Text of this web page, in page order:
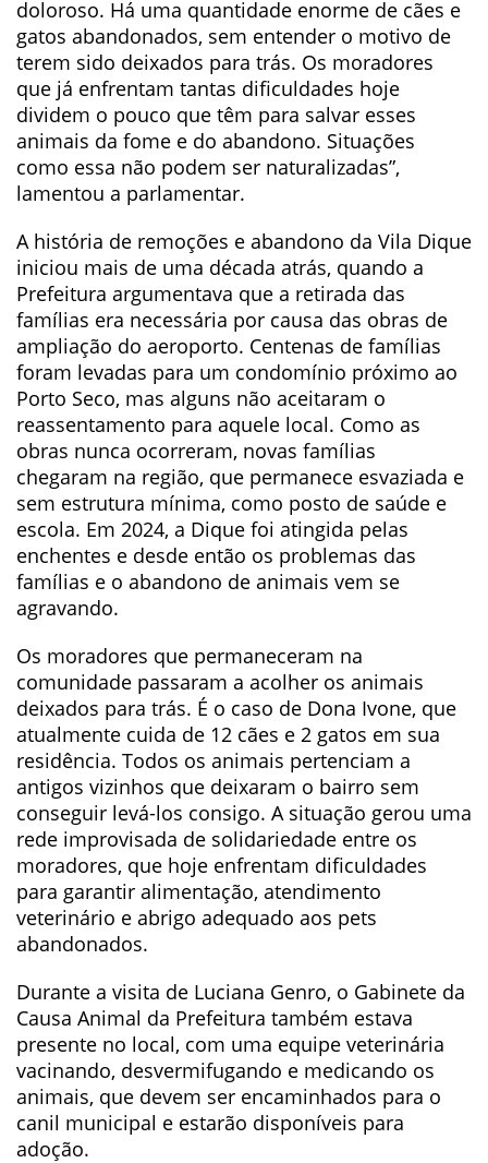
doloroso. Há uma quantidade enorme de cães e
gatos abandonados, sem entender o motivo de
terem sido deixados para trás. Os moradores
que já enfrentam tantas dificuldades hoje
dividem o pouco que têm para salvar esses
animais da fome e do abandono. Situações
como essa não podem ser naturalizadas”,
lamentou a parlamentar.
A história de remoções e abandono da Vila Dique
iniciou mais de uma década atrás, quando a
Prefeitura argumentava que a retirada das
famílias era necessária por causa das obras de
ampliação do aeroporto. Centenas de famílias
foram levadas para um condomínio próximo ao
Porto Seco, mas alguns não aceitaram o
reassentamento para aquele local. Como as
obras nunca ocorreram, novas famílias
chegaram na região, que permanece esvaziada e
sem estrutura mínima, como posto de saúde e
escola. Em 2024, a Dique foi atingida pelas
enchentes e desde então os problemas das
famílias e o abandono de animais vem se
agravando.
Os moradores que permaneceram na
comunidade passaram a acolher os animais
deixados para trás. É o caso de Dona Ivone, que
atualmente cuida de 12 cães e 2 gatos em sua
residência. Todos os animais pertenciam a
antigos vizinhos que deixaram o bairro sem
conseguir levá-los consigo. A situação gerou uma
rede improvisada de solidariedade entre os
moradores, que hoje enfrentam dificuldades
para garantir alimentação, atendimento
veterinário e abrigo adequado aos pets
abandonados.
Durante a visita de Luciana Genro, o Gabinete da
Causa Animal da Prefeitura também estava
presente no local, com uma equipe veterinária
vacinando, desvermifugando e medicando os
animais, que devem ser encaminhados para o
canil municipal e estarão disponíveis para
adoção.